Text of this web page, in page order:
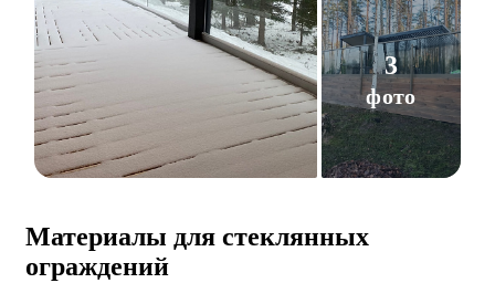
3
фото
Материалы для стеклянных
ограждений